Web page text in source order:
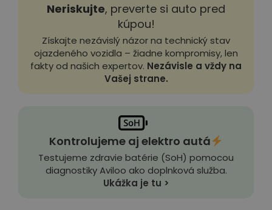
Neriskujte, preverte si auto pred
kúpou!
Získajte nezávislý názor na technický stav
ojazdeného vozidla – žiadne kompromisy, len
fakty od našich expertov. Nezávisle a vždy na
Vašej strane.
Kontrolujeme aj elektro autá
Testujeme zdravie batérie (SoH) pomocou
diagnostiky Aviloo ako doplnková služba.
Ukážka je tu >